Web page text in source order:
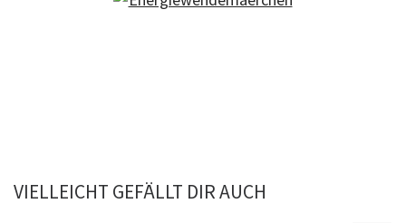
VIELLEICHT GEFÄLLT DIR AUCH